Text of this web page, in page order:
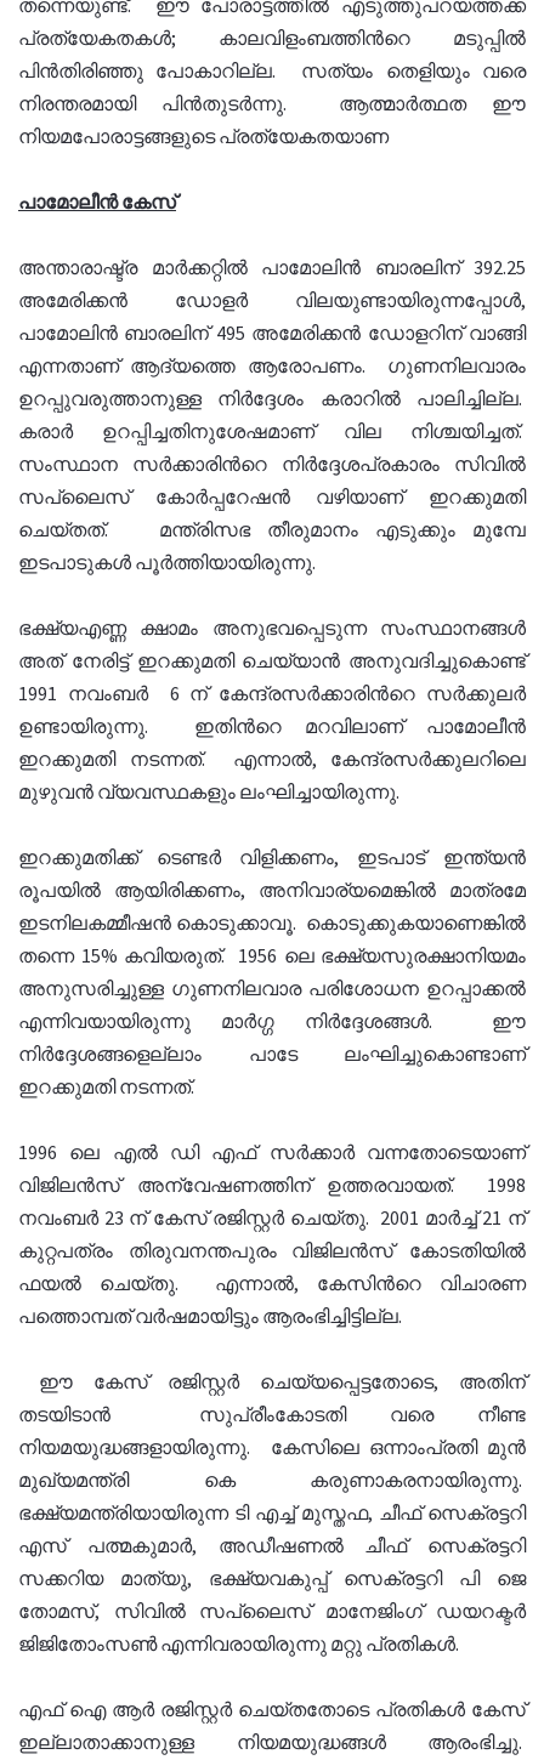
പ്രത്യേകതകള്‍; കാലവിളംബത്തിന്‍റെ മടുപ്പില്‍
പിന്‍തിരിഞ്ഞു പോകാറില്ല. സത്യം തെളിയും വരെ
നിരന്തരമായി പിന്‍തുടര്‍ന്നു. ആത്മാര്‍ത്ഥത ഈ
നിയമപോരാട്ടങ്ങളുടെ പ്രത്യേകതയാണ
പാമോലീന്‍ കേസ്
അന്താരാഷ്ട്ര മാര്‍ക്കറ്റില്‍ പാമോലിൻ ബാരലിന് 392.25
അമേരിക്കന്‍ ഡോളര്‍ വിലയുണ്ടായിരുന്നപ്പോള്‍,
പാമോലിൻ ബാരലിന് 495 അമേരിക്കന്‍ ഡോളറിന് വാങ്ങി
എന്നതാണ് ആദ്യത്തെ ആരോപണം. ഗുണനിലവാരം
ഉറപ്പുവരുത്താനുള്ള നിര്‍ദ്ദേശം കരാറില്‍ പാലിച്ചില്ല.
കരാര്‍ ഉറപ്പിച്ചതിനുശേഷമാണ് വില നിശ്ചയിച്ചത്.
സംസ്ഥാന സര്‍ക്കാരിന്‍റെ നിര്‍ദ്ദേശപ്രകാരം സിവില്‍
സപ്ലൈസ് കോര്‍പ്പറേഷന്‍ വഴിയാണ് ഇറക്കുമതി
ചെയ്തത്. മന്ത്രിസഭ തീരുമാനം എടുക്കും മുമ്പേ
ഇടപാടുകള്‍ പൂര്‍ത്തിയായിരുന്നു.
ഭക്ഷ്യഎണ്ണ ക്ഷാമം അനുഭവപ്പെടുന്ന സംസ്ഥാനങ്ങള്‍
അത് നേരിട്ട് ഇറക്കുമതി ചെയ്യാന്‍ അനുവദിച്ചുകൊണ്ട്
1991 നവംബര്‍ 6 ന് കേന്ദ്രസര്‍ക്കാരിന്‍റെ സര്‍ക്കുലര്‍
ഉണ്ടായിരുന്നു. ഇതിന്‍റെ മറവിലാണ് പാമോലീന്‍
ഇറക്കുമതി നടന്നത്. എന്നാല്‍, കേന്ദ്രസര്‍ക്കുലറിലെ
മുഴുവന്‍ വ്യവസ്ഥകളും ലംഘിച്ചായിരുന്നു.
ഇറക്കുമതിക്ക് ടെണ്ടര്‍ വിളിക്കണം, ഇടപാട് ഇന്ത്യന്‍
രൂപയില്‍ ആയിരിക്കണം, അനിവാര്യമെങ്കില്‍ മാത്രമേ
ഇടനിലകമ്മീഷന്‍ കൊടുക്കാവൂ. കൊടുക്കുകയാണെങ്കില്‍
തന്നെ 15% കവിയരുത്. 1956 ലെ ഭക്ഷ്യസുരക്ഷാനിയമം
അനുസരിച്ചുള്ള ഗുണനിലവാര പരിശോധന ഉറപ്പാക്കല്‍
എന്നിവയായിരുന്നു മാര്‍ഗ്ഗ നിര്‍ദ്ദേശങ്ങള്‍. ഈ
നിര്‍ദ്ദേശങ്ങളെല്ലാം പാടേ ലംഘിച്ചുകൊണ്ടാണ്
ഇറക്കുമതി നടന്നത്.
1996 ലെ എല്‍ ഡി എഫ് സര്‍ക്കാര്‍ വന്നതോടെയാണ്
വിജിലന്‍സ് അന്വേഷണത്തിന് ഉത്തരവായത്. 1998
നവംബര്‍ 23 ന് കേസ് രജിസ്റ്റര്‍ ചെയ്തു. 2001 മാര്‍ച്ച് 21 ന്
കുറ്റപത്രം തിരുവനന്തപുരം വിജിലന്‍സ് കോടതിയില്‍
ഫയല്‍ ചെയ്തു. എന്നാല്‍, കേസിന്‍റെ വിചാരണ
പത്തൊമ്പത് വര്‍ഷമായിട്ടും ആരംഭിച്ചിട്ടില്ല.
ഈ കേസ് രജിസ്റ്റര്‍ ചെയ്യപ്പെട്ടതോടെ, അതിന്
തടയിടാന്‍ സുപ്രീംകോടതി വരെ നീണ്ട
നിയമയുദ്ധങ്ങളായിരുന്നു. കേസിലെ ഒന്നാംപ്രതി മുന്‍
മുഖ്യമന്ത്രി കെ കരുണാകരനായിരുന്നു.
ഭക്ഷ്യമന്ത്രിയായിരുന്ന ടി എച്ച് മുസ്തഫ, ചീഫ് സെക്രട്ടറി
എസ് പത്മകുമാര്‍, അഡീഷണല്‍ ചീഫ് സെക്രട്ടറി
സക്കറിയ മാത്യു, ഭക്ഷ്യവകുപ്പ് സെക്രട്ടറി പി ജെ
തോമസ്, സിവില്‍ സപ്ലൈസ് മാനേജിംഗ് ഡയറക്ടര്‍
ജിജിതോംസണ്‍ എന്നിവരായിരുന്നു മറ്റു പ്രതികള്‍.
എഫ് ഐ ആര്‍ രജിസ്റ്റര്‍ ചെയ്തതോടെ പ്രതികള്‍ കേസ്
ഇല്ലാതാക്കാനുള്ള നിയമയുദ്ധങ്ങള്‍ ആരംഭിച്ചു.